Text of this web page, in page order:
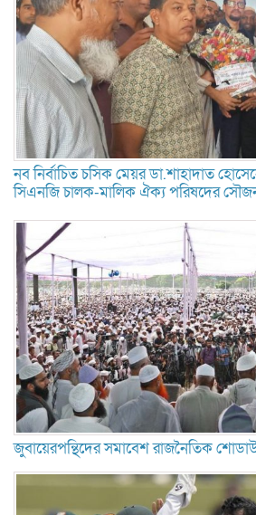
নব নির্বাচিত চসিক মেয়র ডা.শাহাদাত
সিএনজি চালক-মালিক ঐক্য পরিষদের
জুবায়েরপন্থিদের সমাবেশ রাজনৈতিক